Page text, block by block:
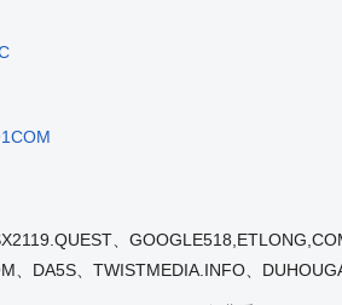
、
、DA5S、TWISTMEDIA.INFO、